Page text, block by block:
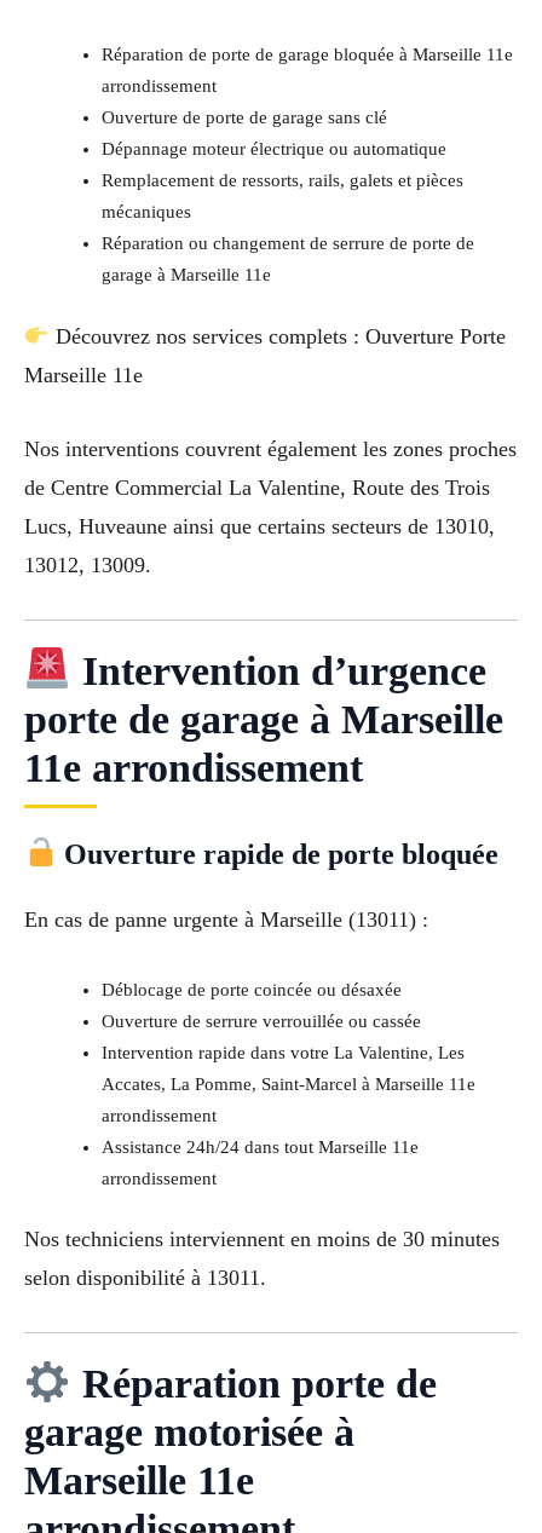
Réparation de porte de garage bloquée à Marseille 11e
arrondissement
Ouverture de porte de garage sans clé
Dépannage moteur électrique ou automatique
Remplacement de ressorts, rails, galets et pièces
mécaniques
Réparation ou changement de serrure de porte de
garage à Marseille 11e
Découvrez nos services complets : Ouverture Porte
Marseille 11e
Nos interventions couvrent également les zones proches
de Centre Commercial La Valentine, Route des Trois
Lucs, Huveaune ainsi que certains secteurs de 13010,
13012, 13009.
Intervention d’urgence
porte de garage à Marseille
11e arrondissement
Ouverture rapide de porte bloquée
En cas de panne urgente à Marseille (13011) :
Déblocage de porte coincée ou désaxée
Ouverture de serrure verrouillée ou cassée
Intervention rapide dans votre La Valentine, Les
Accates, La Pomme, Saint-Marcel à Marseille 11e
arrondissement
Assistance 24h/24 dans tout Marseille 11e
arrondissement
Nos techniciens interviennent en moins de 30 minutes
selon disponibilité à 13011.
Réparation porte de
garage motorisée à
Marseille 11e